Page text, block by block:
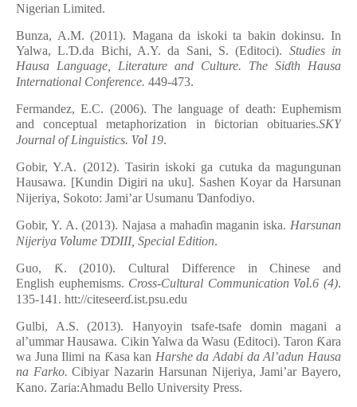
Nigerian Limited.
Bunza, A.M. (2011). Magana da iskoki ta bakin dokinsu. In
Yalwa, L.Ɗ.da Bichi, A.Y. da Sani, S. (Editoci). Studies in
Hausa Language, Literature and Culture. The Siɗth Hausa
International Conference. 449-473.
Fermandez, E.C. (2006). The language of death: Euphemism
and conceptual metaphorization in ɓictorian obituaries.SKY
Journal of Linguistics. Vol 19.
Gobir, Y.A. (2012). Tasirin iskoki ga cutuka da magungunan
Hausawa. [Kundin Digiri na uku]. Sashen Koyar da Harsunan
Nijeriya, Sokoto: Jami’ar Usumanu Ɗanfodiyo.
Gobir, Y. A. (2013). Najasa a mahaɗin maganin iska. Harsunan
Nijeriya Volume ƊƊIII, Special Edition.
Guo, Ƙ. (2010). Cultural Difference in Chinese and
English euphemisms. Cross-Cultural Communication Vol.6 (4).
135-141. htt://citeseerɗ.ist.psu.edu
Gulbi, A.S. (2013). Hanyoyin tsafe-tsafe domin magani a
al’ummar Hausawa. Cikin Yalwa da Wasu (Editoci). Taron Ƙara
wa Juna Ilimi na Ƙasa kan Harshe da Adabi da Al’adun Hausa
na Farko. Cibiyar Nazarin Harsunan Nijeriya, Jami’ar Bayero,
Kano. Zaria:Ahmadu Bello University Press.